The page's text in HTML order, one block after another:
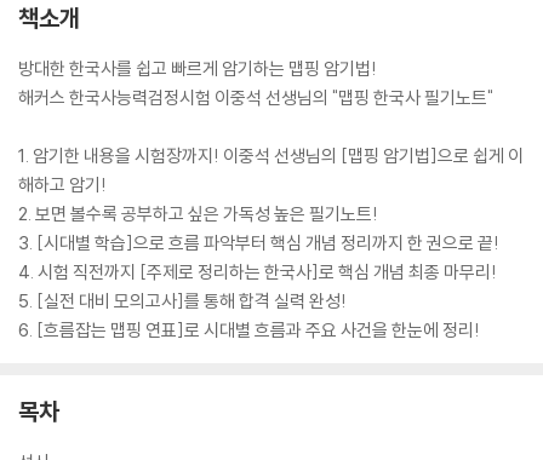
책소개
방대한 한국사를 쉽고 빠르게 암기하는 맵핑 암기법!
해커스 한국사능력검정시험 이중석 선생님의 "맵핑 한국사 필기노트"
1. 암기한 내용을 시험장까지! 이중석 선생님의 [맵핑 암기법]으로 쉽게 이
해하고 암기!
2. 보면 볼수록 공부하고 싶은 가독성 높은 필기노트!
3. [시대별 학습]으로 흐름 파악부터 핵심 개념 정리까지 한 권으로 끝!
4. 시험 직전까지 [주제로 정리하는 한국사]로 핵심 개념 최종 마무리!
5. [실전 대비 모의고사]를 통해 합격 실력 완성!
6. [흐름잡는 맵핑 연표]로 시대별 흐름과 주요 사건을 한눈에 정리!
목차